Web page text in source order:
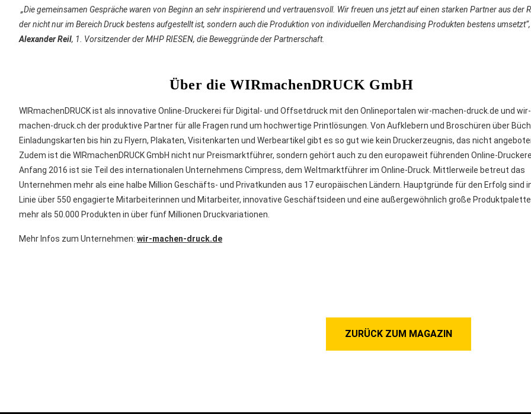
„Die gemeinsamen Gespräche waren von Beginn an sehr inspirierend und vertrauensvoll. Wir freuen uns jetzt auf einen starken Partner aus der
der nicht nur im Bereich Druck bestens aufgestellt ist, sondern auch die Produktion von individuellen Merchandising Produkten bestens
Alexander Reil, 1. Vorsitzender der MHP RIESEN, die Beweggründe der Partnerschaft.
Über die WIRmachenDRUCK GmbH
WIRmachenDRUCK ist als innovative Online-Druckerei für Digital- und Offsetdruck mit den Onlineportalen wir-machen-druck.de und wir-
machen-druck.ch der produktive Partner für alle Fragen rund um hochwertige Printlösungen. Von Aufklebern und Broschüren über
Einladungskarten bis hin zu Flyern, Plakaten, Visitenkarten und Werbeartikel gibt es so gut wie kein Druckerzeugnis, das nicht
Zudem ist die WIRmachenDRUCK GmbH nicht nur Preismarktführer, sondern gehört auch zu den europaweit führenden Online-
Anfang 2016 ist sie Teil des internationalen Unternehmens Cimpress, dem Weltmarktführer im Online-Druck. Mittlerweile betreut das
Unternehmen mehr als eine halbe Million Geschäfts- und Privatkunden aus 17 europäischen Ländern. Hauptgründe für den Erfolg sind
Linie über 550 engagierte Mitarbeiterinnen und Mitarbeiter, innovative Geschäftsideen und eine außergewöhnlich große
mehr als 50.000 Produkten in über fünf Millionen Druckvariationen.
Mehr Infos zum Unternehmen: wir-machen-druck.de
ZURÜCK ZUM MAGAZIN